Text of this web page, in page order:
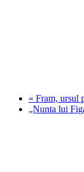
« Fram, ursul
„Nunta lui